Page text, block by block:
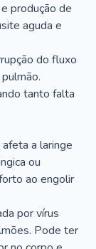
produção de
aguda e
do fluxo
tanto falta
a laringe
ou
ao engolir
por vírus
Pode ter